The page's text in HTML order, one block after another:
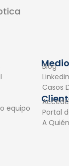
equipo
Blog
Linkedin
Casos
Portal
A